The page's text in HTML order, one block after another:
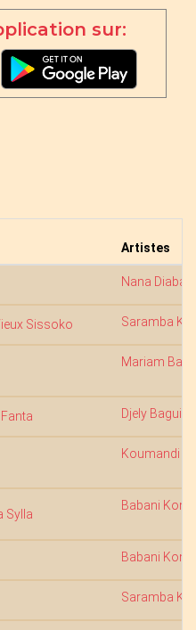
sur:
Artistes
Nana Diabaté
Sissoko Saramba
Mariam Bah
Djely Bagui
Koumandi
Sylla
Babani Koné
Babani Koné
Saramba